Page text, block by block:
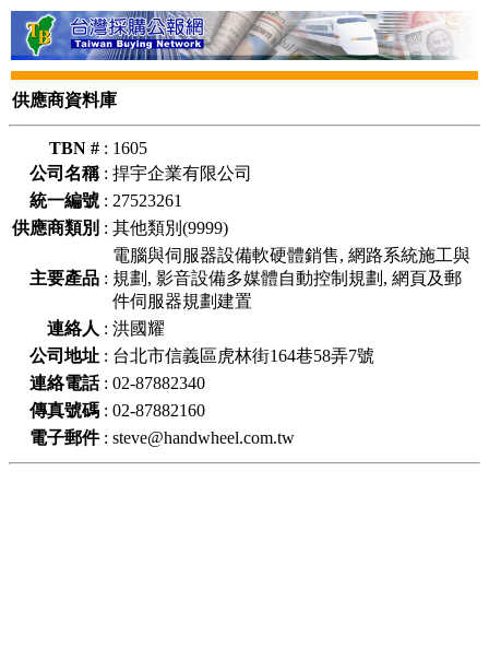
供應商資料庫
TBN # : 1605
公司名稱: 捍宇企業有限公司
統一編號 : 27523261
供應商類別 : 其他類別(9999)
主要產品 :
電腦與伺服器設備軟硬體銷售, 網路系統施工與
規劃, 影音設備多媒體自動控制規劃, 網頁及郵
件伺服器規劃建置
連絡人 : 洪國耀
公司地址 : 台北市信義區虎林街164巷58弄7號
連絡電話: 02-87882340
傳真號碼 : 02-87882160
電子郵件: steve@handwheel.com.tw